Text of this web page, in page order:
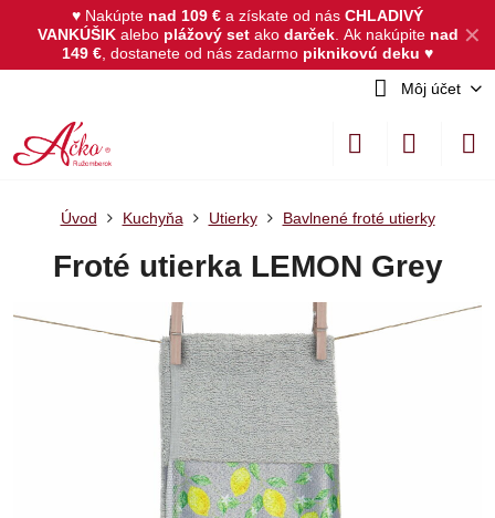
✕
♥ Nakúpte nad 109 € a získate od nás CHLADIVÝ
VANKÚŠIKalebo plážový set akodarček. Ak nakúpite nad
149 € , dostanete od nás zadarmo piknikovú deku ♥
Môj účet
Úvod Kuchyňa Utierky Bavlnené froté utierky
Froté utierka LEMON Grey